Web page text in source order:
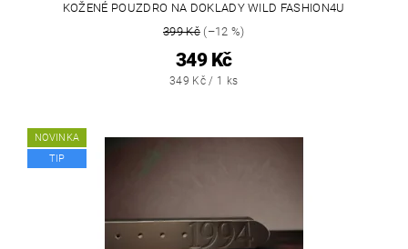
KOŽENÉ POUZDRO NA DOKLADY WILD FASHION4U
399 Kč(–12 %)
349 Kč
349 Kč / 1 ks
NOVINKA
TIP